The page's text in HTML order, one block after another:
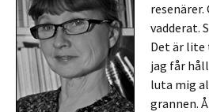
vadderat.
Det är lite
jag får
luta mig
grannen.